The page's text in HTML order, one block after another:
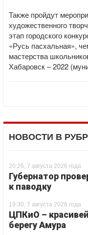
Также пройдут
художественного
этап городского
«Русь пасхальная»,
мастерства
Хабаровск – 2022
НОВОСТИ В
20:26, 7 августа 2026 года
Губернатор
к паводку
19:30, 7 августа 2026 года
ЦПКиО –
берегу Амура